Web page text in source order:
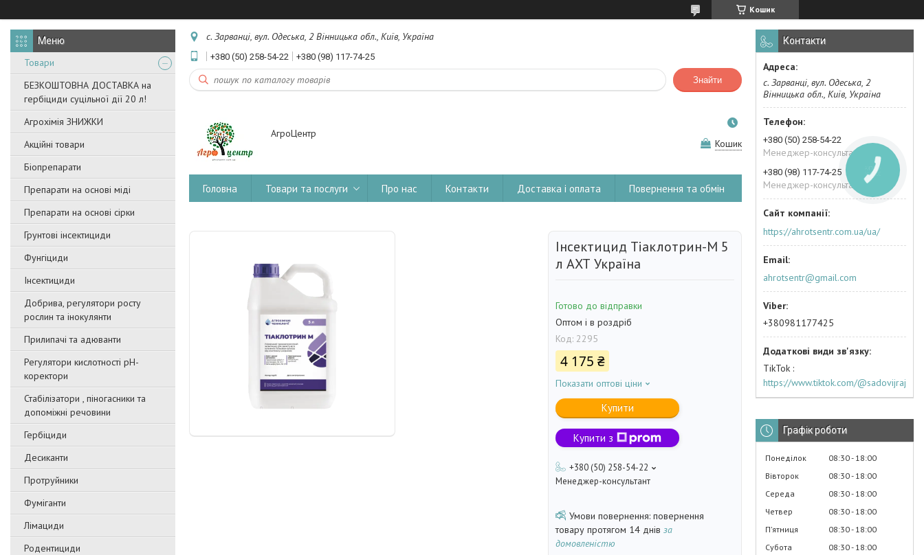
Кошик
Товари
БЕЗКОШТОВНА ДОСТАВКА на
гербіциди суцільної дії 20 л!
Агрохімія ЗНИЖКИ
Акційні товари
Біопрепарати
Препарати на основі міді
Препарати на основі сірки
Грунтові інсектициди
Фунгіциди
Інсектициди
Добрива, регулятори росту
рослин та інокулянти
Прилипачі та адюванти
Регулятори кислотності pН-
коректори
Стабілізатори , піногасники та
допоміжні речовини
Гербіциди
Десиканти
Протруйники
Фуміганти
Лімациди
Родентициди
с. Зарванці, вул. Одеська, 2 Вінницька обл., Київ, Україна
+380 (50) 258-54-22 +380 (98) 117-74-25
Знайти
АгроЦентр
Кошик
Головна Товари та послуги Про нас Контакти Доставка і оплата Повернення та обмін
Інсектицид Тіаклотрин-М 5
л АХТ Україна
Готово до відправки
Оптом і в роздріб
Код: 2295
4 175 ₴
Показати оптові ціни
Купити
Купити з
+380 (50) 258-54-22
Менеджер-консультант
повернення
товару протягом 14 днів за
домовленістю
Контакти
с. Зарванці, вул. Одеська, 2
Вінницька обл., Київ, Україна
+380 (50) 258-54-22
Менеджер-консультант
+380 (98) 117-74-25
Менеджер-консультант
https://ahrotsentr.com.ua/ua/
ahrotsentr@gmail.com
+380981177425
TikTok
https://www.tiktok.com/@sadovijraj
Графік роботи
Понеділок 08:30 18:00
Вівторок
08:30 18:00
Середа
08:30 18:00
Четвер
08:30 18:00
Пʼятниця
08:30 18:00
Субота
08:30 18:00
КНОПКА
ЗВ'ЯЗКУ